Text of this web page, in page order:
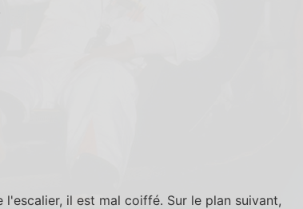
l'escalier, il est mal coiffé. Sur le plan suivant,